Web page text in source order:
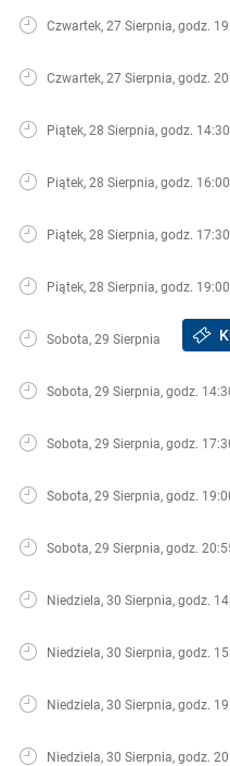
Czwartek, 27 Sierpnia, godz.
Czwartek, 27 Sierpnia, godz.
Piątek, 28 Sierpnia, godz. 14:30
Piątek, 28 Sierpnia, godz. 16:00
Piątek, 28 Sierpnia, godz. 17:30
Piątek, 28 Sierpnia, godz. 19:00
Sobota, 29 Sierpnia
Sobota, 29 Sierpnia, godz.
Sobota, 29 Sierpnia, godz.
Sobota, 29 Sierpnia, godz.
Sobota, 29 Sierpnia, godz.
Niedziela, 30 Sierpnia, godz.
Niedziela, 30 Sierpnia, godz.
Niedziela, 30 Sierpnia, godz.
Niedziela, 30 Sierpnia, godz.